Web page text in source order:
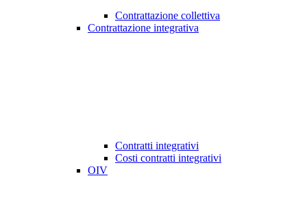
Contrattazione collettiva
Contrattazione integrativa
Contratti integrativi
Costi contratti integrativi
OIV